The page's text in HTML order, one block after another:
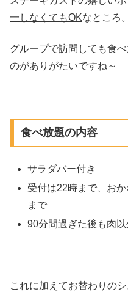
一しなくてもOKなところ。
グループで訪問しても食
のがありがたいですね～
食べ放題の内容
サラダバー付き
受付は22時まで、お
まで
90分間過ぎた後も肉
これに加えてお替わりの